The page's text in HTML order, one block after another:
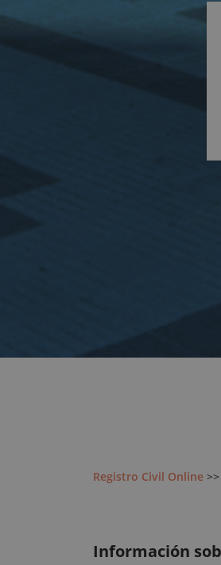
Registro Civil Online >>
Información